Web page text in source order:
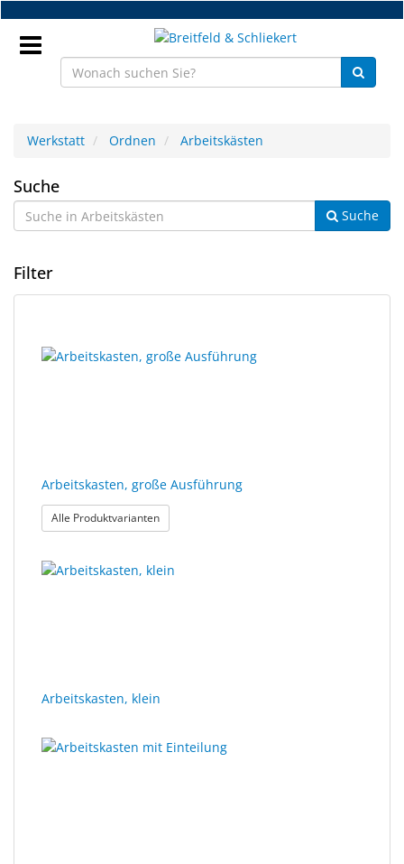
Zum
Hauptinhalt
springen
NEU
Brillenteile
Handelsware
Me
Werkstatt Ordnen Arbeitskästen
Arbeitskästen
Suche
Suche
Filter
Ergebnisse
gerendert.
Arbeitskasten, große Ausführung
Alle Produktvarianten: Arbeitskasten, große Ausführung
Arbeitskasten, klein